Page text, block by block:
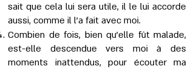
sait que cela lui sera utile, il le lui accorde
aussi, comme il l'a fait avec moi.
Combien de fois, bien qu’elle fût malade,
est-elle descendue vers moi à des
moments inattendus, pour écouter ma